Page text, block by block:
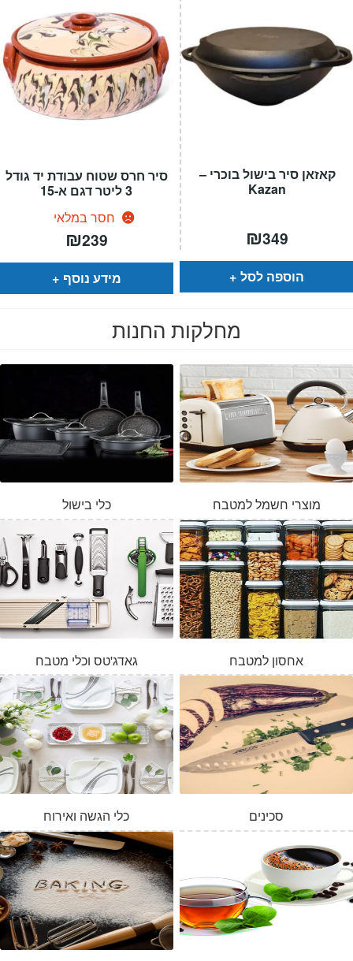
המלאי אזל
סיר חרס שטוח עבודת יד גודל
3 ליטר דגם א-15
חסר במלאי
₪239
מידע נוסף
קאזאן סיר בישול בוכרי –
Kazan
₪349
הוספה לסל
מחלקות החנות
כלי בישול מוצרי חשמל למטבח
גאדג'טס וכלי מטבח אחסון למטבח
כלי הגשה ואירוח סכינים